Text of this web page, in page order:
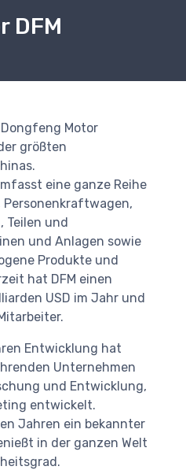
DFM
Motor
größten
eine ganze Reihe
Teilen und
und Anlagen sowie
Produkte und
hat DFM einen
USD im Jahr und
Entwicklung hat
Unternehmen
und Entwicklung,
entwickelt.
Jahren ein bekannter
in der ganzen Welt